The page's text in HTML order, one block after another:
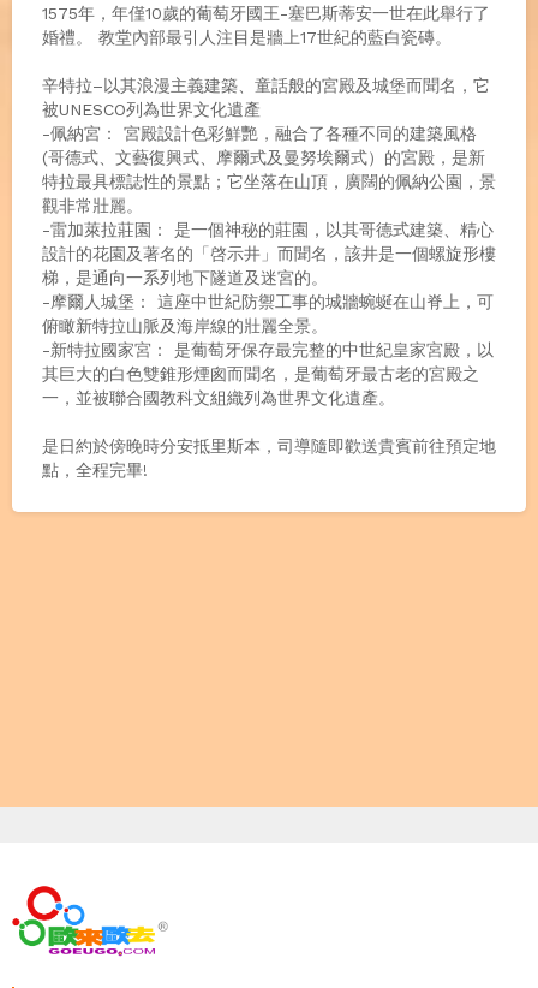
1575年，年僅10歲的葡萄牙國王-塞巴斯蒂安一世在此舉行了
婚禮。 教堂內部最引人注目是牆上17世紀的藍白瓷磚。
辛特拉–以其浪漫主義建築、童話般的宮殿及城堡而聞名，它
被UNESCO列為世界文化遺產
-佩納宮： 宮殿設計色彩鮮艷，融合了各種不同的建築風格
(哥德式、文藝復興式、摩爾式及曼努埃爾式）的宮殿，是新
特拉最具標誌性的景點；它坐落在山頂，廣闊的佩納公園，景
觀非常壯麗。
-雷加萊拉莊園： 是一個神秘的莊園，以其哥德式建築、精心
設計的花園及著名的「啓示井」而聞名，該井是一個螺旋形樓
梯，是通向一系列地下隧道及迷宮的。
-摩爾人城堡： 這座中世紀防禦工事的城牆蜿蜒在山脊上，可
俯瞰新特拉山脈及海岸線的壯麗全景。
-新特拉國家宮： 是葡萄牙保存最完整的中世紀皇家宮殿，以
其巨大的白色雙錐形煙囪而聞名，是葡萄牙最古老的宮殿之
一，並被聯合國教科文組織列為世界文化遺產。
是日約於傍晚時分安抵里斯本，司導隨即歡送貴賓前往預定地
點，全程完畢!